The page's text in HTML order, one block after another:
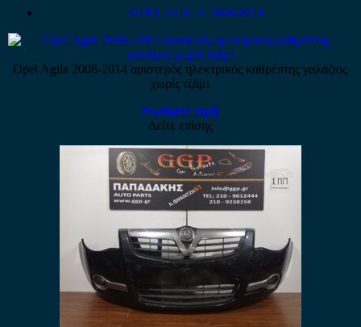
OPEL AGILA 2008-2014
Opel Agila 2008-2014 αριστερός ηλεκτρικός καθρέπτης γαλάζιος
χωρίς τζάμι
Ρωτήστε τιμή
Δείτε επίσης